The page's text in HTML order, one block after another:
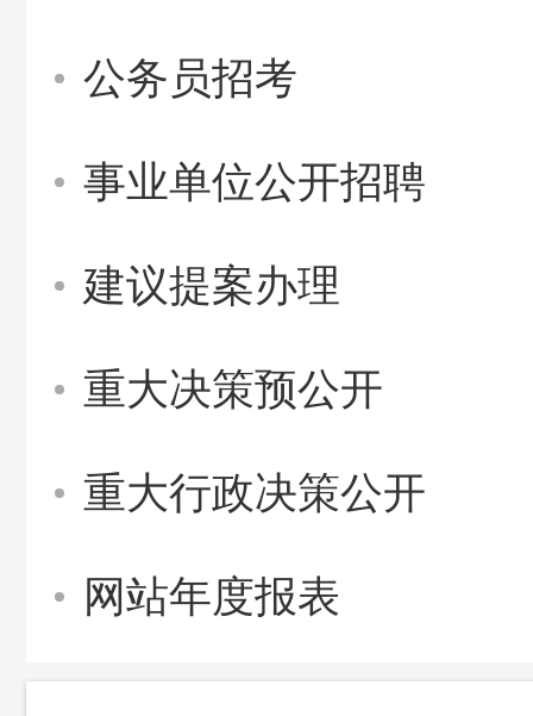
公务员招考
事业单位公开招聘
建议提案办理
重大决策预公开
重大行政决策公开
网站年度报表